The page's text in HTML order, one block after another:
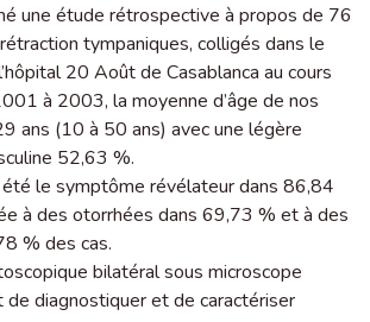
une étude rétrospective à propos de 76
tympaniques, colligés dans le
20 Août de Casablanca au cours
à 2003, la moyenne d’âge de nos
ans (10 à 50 ans) avec une légère
52,63 %.
été le symptôme révélateur dans 86,84
à des otorrhées dans 69,73 % et à des
% des cas.
bilatéral sous microscope
de diagnostiquer et de caractériser